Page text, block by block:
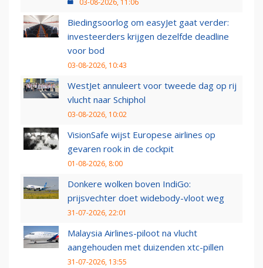
03-08-2026, 11:06
Biedingsoorlog om easyJet gaat verder:
investeerders krijgen dezelfde deadline
voor bod
03-08-2026, 10:43
WestJet annuleert voor tweede dag op rij
vlucht naar Schiphol
03-08-2026, 10:02
VisionSafe wijst Europese airlines op
gevaren rook in de cockpit
01-08-2026, 8:00
Donkere wolken boven IndiGo:
prijsvechter doet widebody-vloot weg
31-07-2026, 22:01
Malaysia Airlines-piloot na vlucht
aangehouden met duizenden xtc-pillen
31-07-2026, 13:55